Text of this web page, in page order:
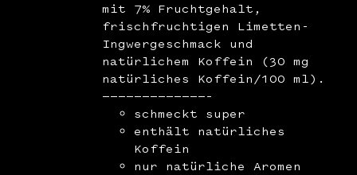
mit 7% Fruchtgehalt,
frischfruchtigen Limetten-
Ingwergeschmack und
natürlichem Koffein (30 mg
natürliches Koffein/100 ml).
—————————————–
schmeckt super
enthält natürliches
Koffein
nur natürliche Aromen